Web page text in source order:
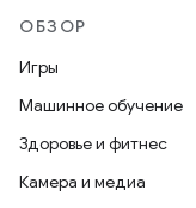
ОБЗОР
Игры
Машинное обучение
Здоровье и фитнес
Камера и медиа